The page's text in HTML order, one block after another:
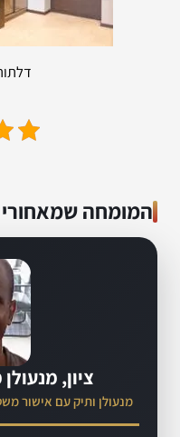
המומחה
ציון,
מנעולן ותיק עם אישור